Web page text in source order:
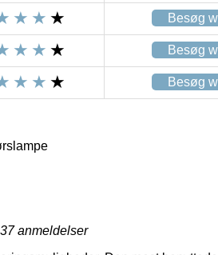
Besøg
Besøg
Besøg
37anmeldelser